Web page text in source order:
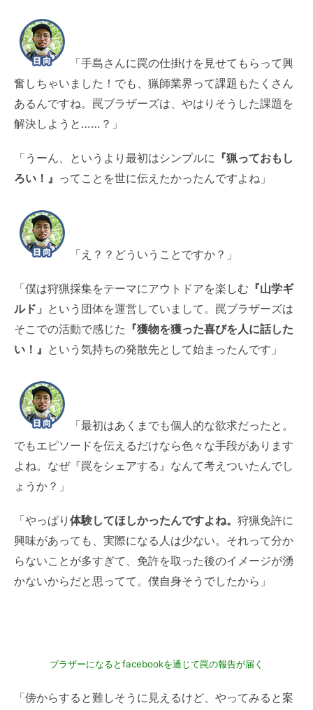
「手島さんに罠の仕掛けを見せてもらって興
奮しちゃいました！でも、猟師業界って課題もたくさん
あるんですね。罠ブラザーズは、やはりそうした課題を
解決しようと……？」
「うーん、というより最初はシンプルに 『猟っておもし
ろい！』 ってことを世に伝えたかったんですよね」
「え？？どういうことですか？」
「僕は狩猟採集をテーマにアウトドアを楽しむ 『山学ギ
ルド」 という団体を運営していまして。罠ブラザーズは
そこでの活動で感じた 『獲物を獲った喜びを人に話した
い！』 という気持ちの発散先として始まったんです」
「最初はあくまでも個人的な欲求だったと。
でもエピソードを伝えるだけなら色々な手段があります
よね。なぜ『罠をシェアする』なんて考えついたんでし
ょうか？」
「やっぱり 体験してほしかったんですよね。 狩猟免許に
興味があっても、実際になる人は少ない。それって分か
らないことが多すぎて、免許を取った後のイメージが湧
かないからだと思ってて。僕自身そうでしたから」
ブラザーになるとfacebookを通じて罠の報告が届く
「傍からすると難しそうに見えるけど、やってみると案